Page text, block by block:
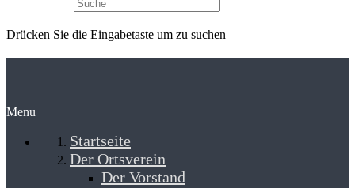
Drücken Sie die Eingabetaste um zu suchen
Menu
Startseite
Der Ortsverein
Der Vorstand